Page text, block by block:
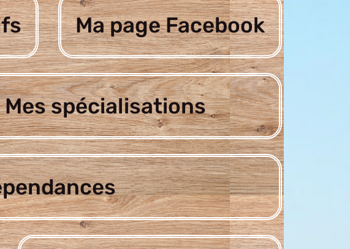
Ma page Facebook
Mes spécialisations